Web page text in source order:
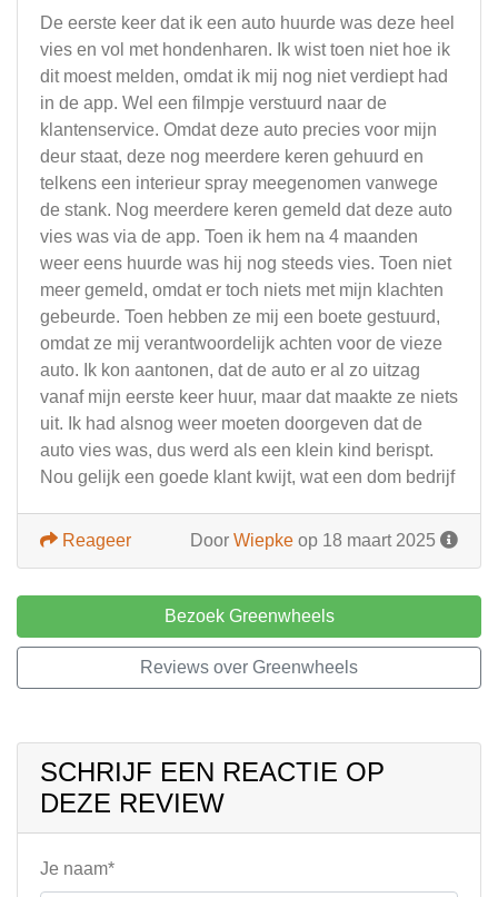
De eerste keer dat ik een auto huurde was deze heel
vies en vol met hondenharen. Ik wist toen niet hoe ik
dit moest melden, omdat ik mij nog niet verdiept had
in de app. Wel een filmpje verstuurd naar de
klantenservice. Omdat deze auto precies voor mijn
deur staat, deze nog meerdere keren gehuurd en
telkens een interieur spray meegenomen vanwege
de stank. Nog meerdere keren gemeld dat deze auto
vies was via de app. Toen ik hem na 4 maanden
weer eens huurde was hij nog steeds vies. Toen niet
meer gemeld, omdat er toch niets met mijn klachten
gebeurde. Toen hebben ze mij een boete gestuurd,
omdat ze mij verantwoordelijk achten voor de vieze
auto. Ik kon aantonen, dat de auto er al zo uitzag
vanaf mijn eerste keer huur, maar dat maakte ze niets
uit. Ik had alsnog weer moeten doorgeven dat de
auto vies was, dus werd als een klein kind berispt.
Nou gelijk een goede klant kwijt, wat een dom bedrijf
Door Wiepke op 18 maart 2025
Reageer
Bezoek Greenwheels
Reviews over Greenwheels
SCHRIJF EEN REACTIE OP
DEZE REVIEW
Je naam*